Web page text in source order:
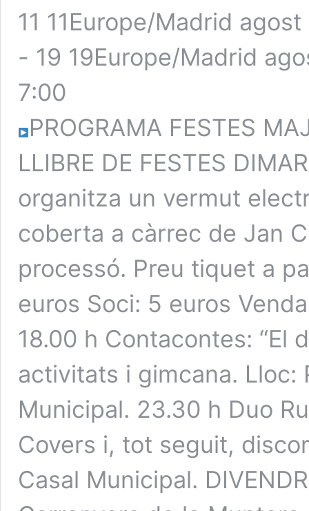
11 11Europe/Madrid
- 19 19Europe/Madrid
7:00
PROGRAMA FESTES
LLIBRE DE FESTES
organitza un vermut
coberta a càrrec de Jan
processó. Preu tiquet a
euros Soci: 5 euros
18.00 h Contacontes: “El
activitats i gimcana. Lloc:
Municipal. 23.30 h Duo
Covers i, tot seguit,
Casal Municipal.